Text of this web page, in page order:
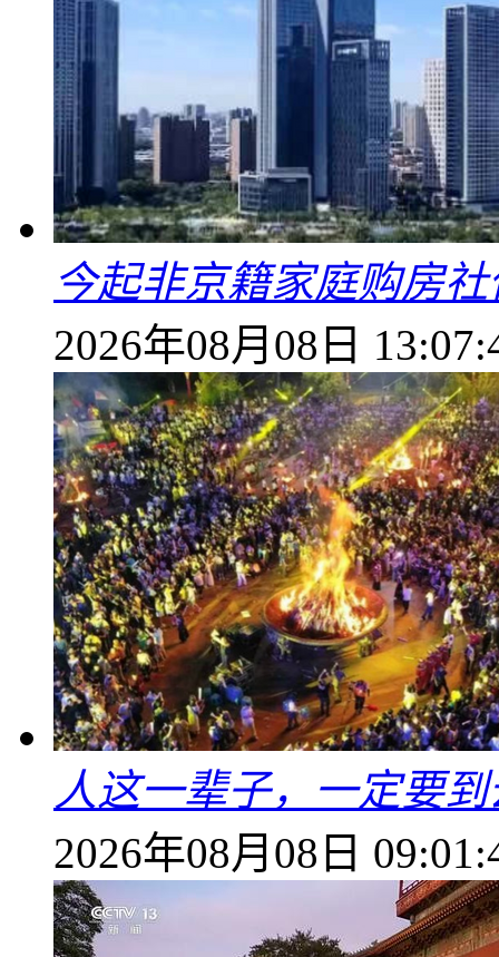
今起非京籍家庭购房
2026年08月08日
人这一辈子，一定要
2026年08月08日